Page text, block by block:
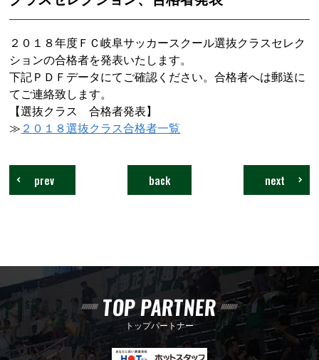
２０１８年度ＦＣ岐阜サッカースクール選抜クラスセレク
ションの合格者を発表いたします。
下記ＰＤＦデータにてご確認ください。合格者へは郵送に
てご連絡致します。
【選抜クラス 合格者発表】
≫ ２０１８選抜クラス合格者一覧
next
back
prev
TOP PARTNER
トップパートナー